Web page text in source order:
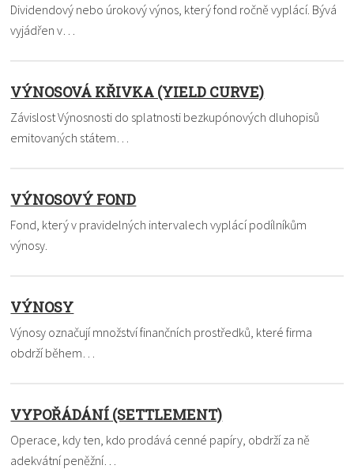
Dividendový nebo úrokový výnos, který fond ročně vyplácí. Bývá
vyjádřen v…
VÝNOSOVÁ KŘIVKA (YIELD CURVE)
Závislost Výnosnosti do splatnosti bezkupónových dluhopisů
emitovaných státem…
VÝNOSOVÝ FOND
Fond, který v pravidelných intervalech vyplácí podílníkům
výnosy.
VÝNOSY
Výnosy označují množství finančních prostředků, které firma
obdrží během…
VYPOŘÁDÁNÍ (SETTLEMENT)
Operace, kdy ten, kdo prodává cenné papíry, obdrží za ně
adekvátní peněžní…